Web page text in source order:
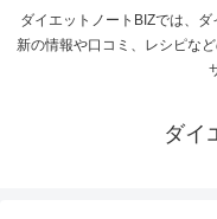
ダイエットノートBIZでは、
新の情報や口コミ、レシピな
ダイ